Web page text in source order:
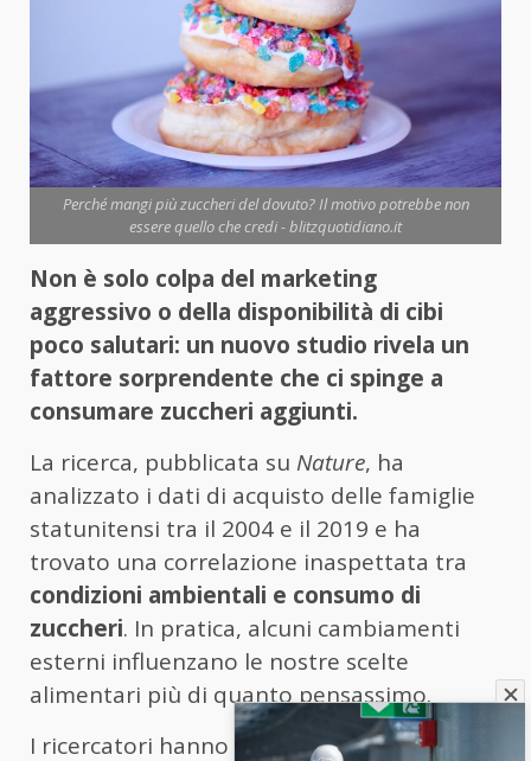
Perché mangi più zuccheri del dovuto? Il motivo potrebbe non
essere quello che credi - blitzquotidiano.it
Non è solo colpa del marketing
aggressivo o della disponibilità di cibi
poco salutari: un nuovo studio rivela un
fattore sorprendente che ci spinge a
consumare zuccheri aggiunti.
La ricerca, pubblicata su Nature, ha
analizzato i dati di acquisto delle famiglie
statunitensi tra il 2004 e il 2019 e ha
trovato una correlazione inaspettata tra
condizioni ambientali e consumo di
zuccheri. In pratica, alcuni cambiamenti
esterni influenzano le nostre scelte
alimentari più di quanto pensassimo.
I ricercatori hanno osservato che il